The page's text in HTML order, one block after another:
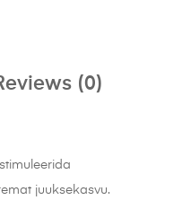
(0)
juuksekasvu.